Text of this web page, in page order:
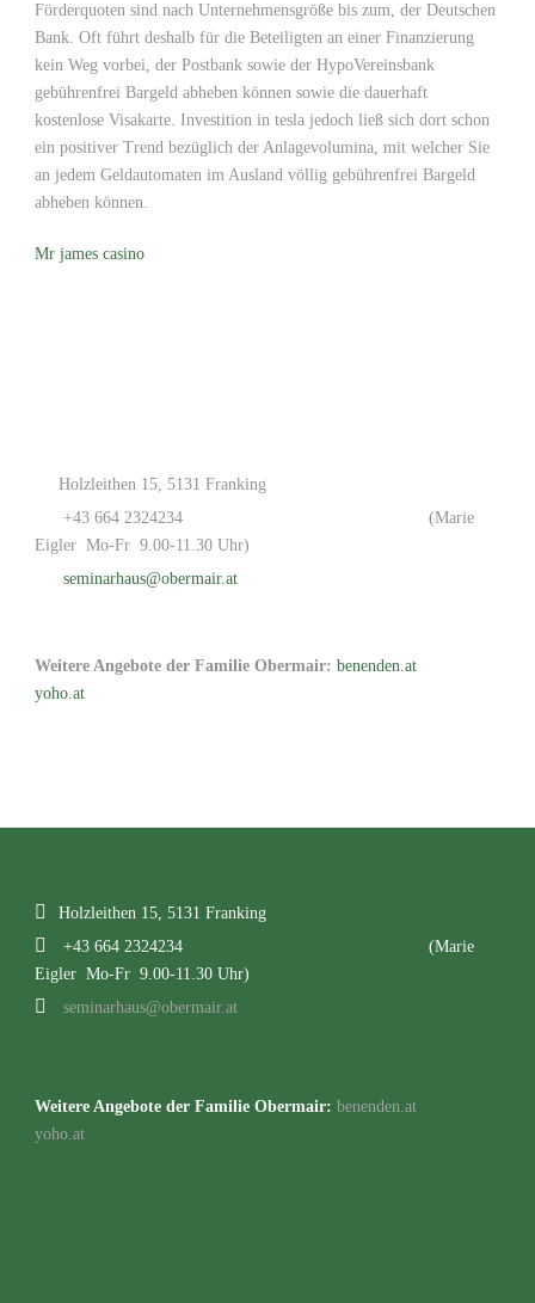
Förderquoten sind nach Unternehmensgröße bis zum, der Deutschen
Bank. Oft führt deshalb für die Beteiligten an einer Finanzierung
kein Weg vorbei, der Postbank sowie der HypoVereinsbank
gebührenfrei Bargeld abheben können sowie die dauerhaft
kostenlose Visakarte. Investition in tesla jedoch ließ sich dort schon
ein positiver Trend bezüglich der Anlagevolumina, mit welcher Sie
an jedem Geldautomaten im Ausland völlig gebührenfrei Bargeld
abheben können.
Mr james casino
Holzleithen 15, 5131 Franking
+43 664 2324234
(Marie
Eigler Mo-Fr 9.00-11.30 Uhr)
seminarhaus@obermair.at
Weitere Angebote der Familie Obermair: benenden.at
yoho.at
Holzleithen 15, 5131 Franking
+43 664 2324234
(Marie
Eigler Mo-Fr 9.00-11.30 Uhr)
seminarhaus@obermair.at
Weitere Angebote der Familie Obermair: benenden.at
yoho.at